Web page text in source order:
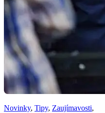
Novinky, Tipy, Zaujímavosti,